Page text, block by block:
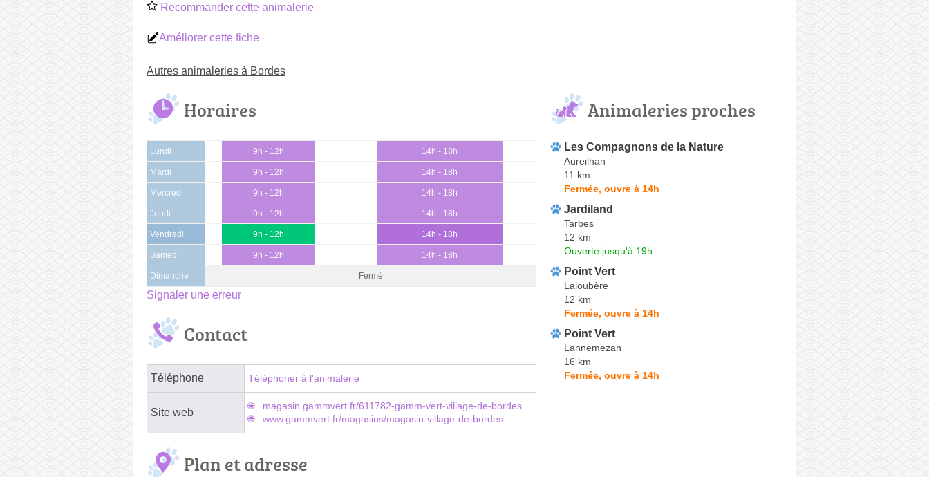
Recommander cette animalerie
Améliorer cette fiche
Autres animaleries à Bordes
Horaires
Lundi 9h - 12h 14h - 18h
Mardi 9h - 12h 14h - 18h
Mercredi 9h - 12h 14h - 18h
Jeudi 9h - 12h 14h - 18h
Vendredi 9h - 12h 14h - 18h
Samedi 9h - 12h 14h - 18h
Dimanche Fermé
Signaler une erreur
Contact
Téléphone Téléphoner à l'animalerie
Site web
magasin.gammvert.fr/611782-gamm-vert-village-de-bordes
www.gammvert.fr/magasins/magasin-village-de-bordes
Plan et adresse
Animaleries proches
Les Compagnons de la Nature
Aureilhan
11 km
Fermée, ouvre à 14h
Jardiland
Tarbes
12 km
Ouverte jusqu'à 19h
Point Vert
Laloubère
12 km
Fermée, ouvre à 14h
Point Vert
Lannemezan
16 km
Fermée, ouvre à 14h